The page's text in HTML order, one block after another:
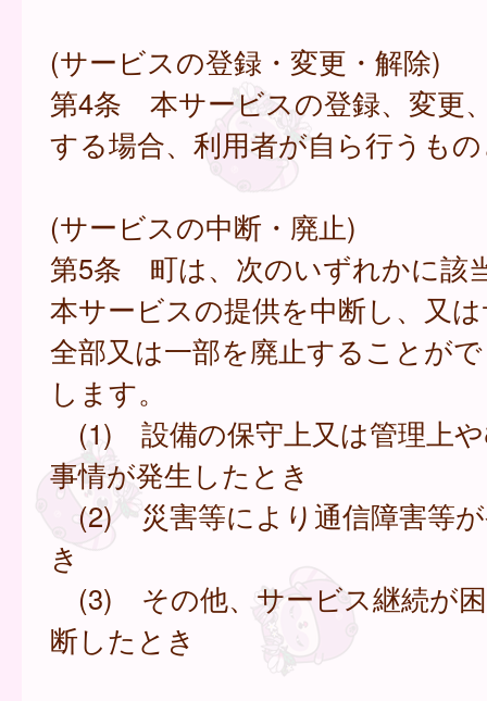
(サービスの登録・変更・解除)
第4条 本サービスの登録、変更
する場合、利用者が自ら行うも
(サービスの中断・廃止)
第5条 町は、次のいずれかに該
本サービスの提供を中断し、又
全部又は一部を廃止することが
します。
(1) 設備の保守上又は管理上
事情が発生したとき
(2) 災害等により通信障害等
き
(3) その他、サービス継続が
断したとき